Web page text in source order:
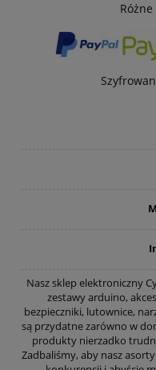
Nasz sklep elektroniczny
zestawy arduino,
bezpieczniki, lutownice,
są przydatne zarówno w
produkty nierzadko
Zadbaliśmy, aby nasz